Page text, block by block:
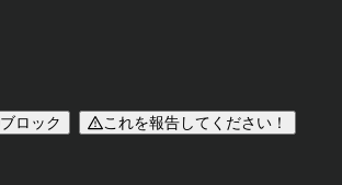
ブロック これを報告してください！